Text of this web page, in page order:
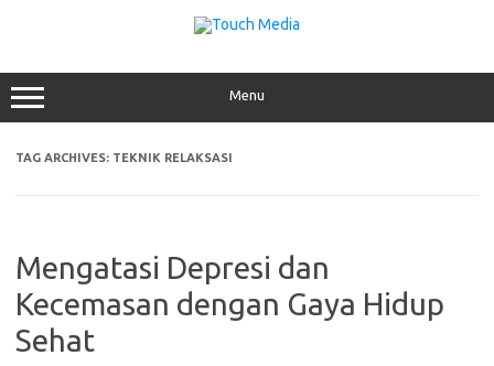
Menu
TAG ARCHIVES: TEKNIK RELAKSASI
Mengatasi Depresi dan
Kecemasan dengan Gaya Hidup
Sehat